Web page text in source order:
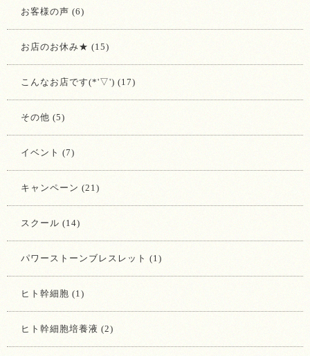
お客様の声 (6)
お店のお休み★ (15)
こんなお店です(*'▽') (17)
その他 (5)
イベント (7)
キャンペーン (21)
スクール (14)
パワーストーンブレスレット (1)
ヒト幹細胞 (1)
ヒト幹細胞培養液 (2)